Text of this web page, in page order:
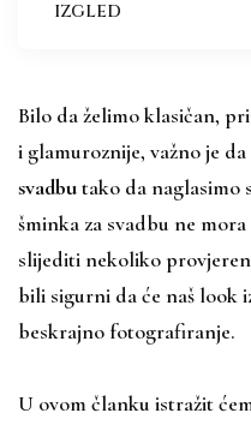
izgled
Bilo da želimo klasičan,
i glamuroznije, važno je
svadbutako da naglasimo
šminka za svadbu ne
slijediti nekoliko
bili sigurni da će naš look
beskrajno fotografiranje.
U ovom članku istražit